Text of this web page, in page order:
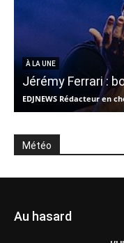
À LA UNE
Jérémy Ferrari :
EDJNEWS Rédacteur en
Météo
Au hasard